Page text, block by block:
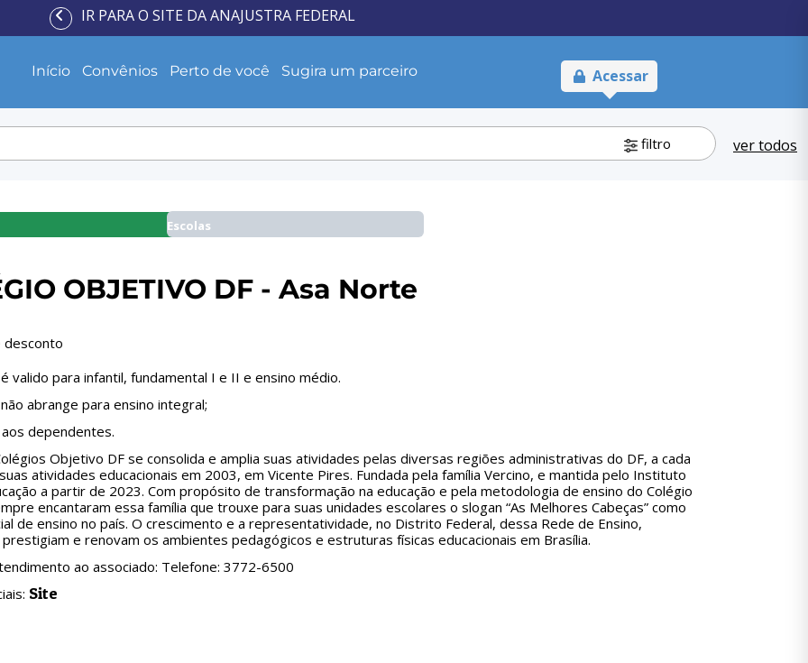
IR PARA O SITE DA ANAJUSTRA FEDERAL
Início Convênios Perto de você Sugira um parceiro Acessar
filtro ver todos
Escolas
OBJETIVO DF - Asa Norte
desconto
valido para infantil, fundamental I e II e ensino médio.
abrange para ensino integral;
dependentes.
Objetivo DF se consolida e amplia suas atividades pelas diversas regiões administrativas do DF, a cada
atividades educacionais em 2003, em Vicente Pires. Fundada pela família Vercino, e mantida pelo Instituto
a partir de 2023. Com propósito de transformação na educação e pela metodologia de ensino do Colégio
encantaram essa família que trouxe para suas unidades escolares o slogan “As Melhores Cabeças” como
de ensino no país. O crescimento e a representatividade, no Distrito Federal, dessa Rede de Ensino,
e renovam os ambientes pedagógicos e estruturas físicas educacionais em Brasília.
ao associado: Telefone: 3772-6500
Site